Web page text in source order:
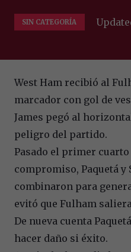
SIN CATEGORÍA
West Ham recibió al
marcador con gol de
James pegó al
peligro del partido.
Pasado el primer cuarto
compromiso, Paquetá y
combinaron para
evitó que Fulham
De nueva cuenta
hacer daño si éxito.